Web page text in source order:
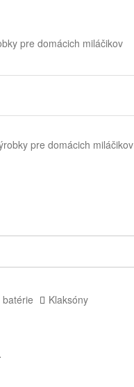
pre domácich miláčikov
pre domácich miláčikov
Klaksóny